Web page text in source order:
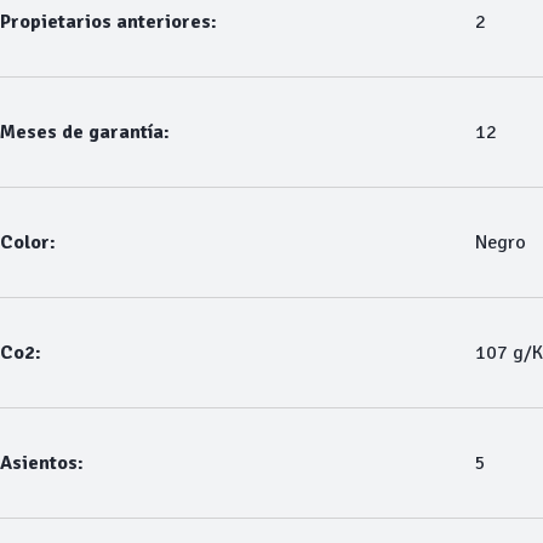
Propietarios anteriores: 2
Meses de garantía: 12
Color: Negro
Co2: 107 g/
Asientos: 5